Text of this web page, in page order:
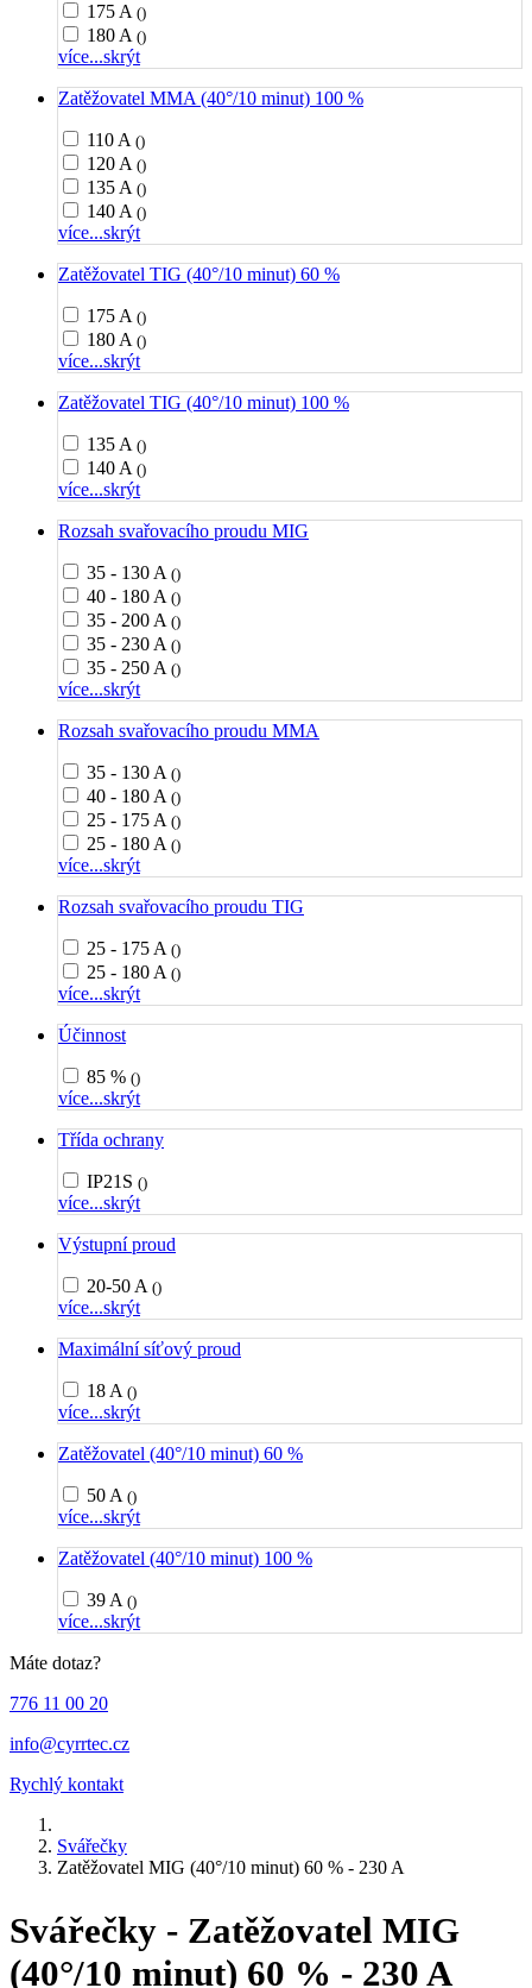
175 A ()
180 A ()
více...skrýt
Zatěžovatel MMA (40°/10 minut) 100 %
110 A ()
120 A ()
135 A ()
140 A ()
více...skrýt
Zatěžovatel TIG (40°/10 minut) 60 %
175 A ()
180 A ()
více...skrýt
Zatěžovatel TIG (40°/10 minut) 100 %
135 A ()
140 A ()
více...skrýt
Rozsah svařovacího proudu MIG
35 - 130 A ()
40 - 180 A ()
35 - 200 A ()
35 - 230 A ()
35 - 250 A ()
více...skrýt
Rozsah svařovacího proudu MMA
35 - 130 A ()
40 - 180 A ()
25 - 175 A ()
25 - 180 A ()
více...skrýt
Rozsah svařovacího proudu TIG
25 - 175 A ()
25 - 180 A ()
více...skrýt
Účinnost
85 % ()
více...skrýt
Třída ochrany
IP21S ()
více...skrýt
Výstupní proud
20-50 A ()
více...skrýt
Maximální síťový proud
18 A ()
více...skrýt
Zatěžovatel (40°/10 minut) 60 %
50 A ()
více...skrýt
Zatěžovatel (40°/10 minut) 100 %
39 A ()
více...skrýt
Máte dotaz?
776 11 00 20
info@cyrrtec.cz
Rychlý kontakt
Svářečky
Zatěžovatel MIG (40°/10 minut) 60 % - 230 A
Svářečky - Zatěžovatel MIG
(40°/10 minut) 60 % - 230 A